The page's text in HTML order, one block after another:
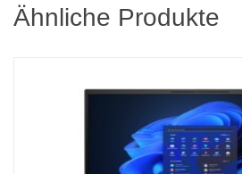
Ähnliche Produkte